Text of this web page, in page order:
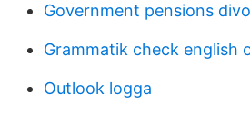
Government pensions
Grammatik check english
Outlook logga